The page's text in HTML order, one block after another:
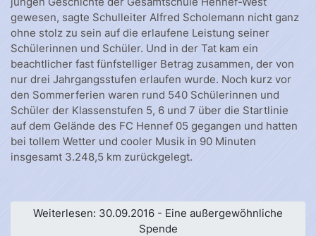
gewesen, sagte Schulleiter Alfred Scholemann nicht ganz
ohne stolz zu sein auf die erlaufene Leistung seiner
Schülerinnen und Schüler. Und in der Tat kam ein
beachtlicher fast fünfstelliger Betrag zusammen, der von
nur drei Jahrgangsstufen erlaufen wurde. Noch kurz vor
den Sommerferien waren rund 540 Schülerinnen und
Schüler der Klassenstufen 5, 6 und 7 über die Startlinie
auf dem Gelände des FC Hennef 05 gegangen und hatten
bei tollem Wetter und cooler Musik in 90 Minuten
insgesamt 3.248,5 km zurückgelegt.
Weiterlesen: 30.09.2016 - Eine außergewöhnliche
Spende